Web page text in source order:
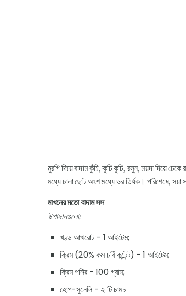
মুরগি দিয়ে বাদাম কুঁচি, কুচি কুচি, রসুন, ময়দা দিয়ে
মধ্যে ঢালা ছোট অংশ মধ্যে ভর তির্যক।
মাখনের মতো বাদাম সস
উপাদানগুলো:
খণ্ড আখরোট - 1 আইটেম;
ক্রিম (20% কম চর্বি কন্টেন্ট) - 1 আইটেম;
ক্রিম পনির - 100 গ্রাম;
হোপ-সুনেলি - ২ টি চামচ